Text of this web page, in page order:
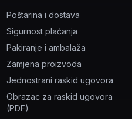
Poštarina i dostava
Sigurnost plaćanja
Pakiranje i ambalaža
Zamjena proizvoda
Jednostrani raskid ugovora
Obrazac za raskid ugovora
(PDF)